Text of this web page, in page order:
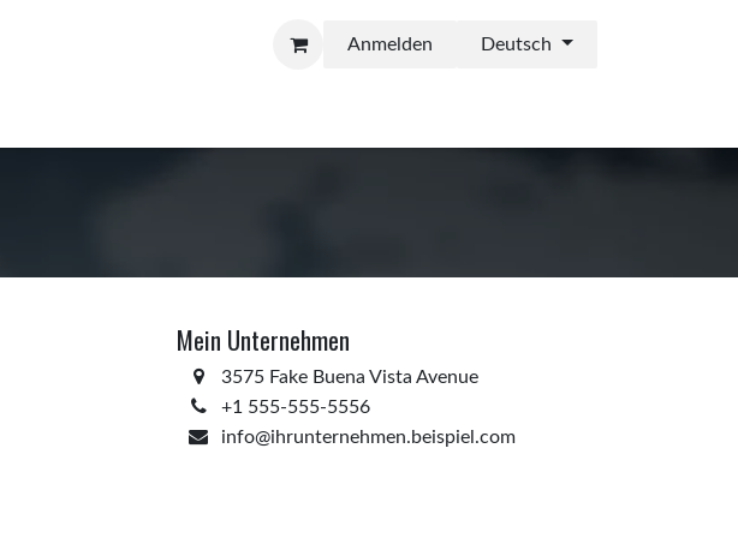
Anmelden
Deutsch
Mein Unternehmen
3575 Fake Buena Vista Avenue
+1 555-555-5556
info@ihrunternehmen.beispiel.com